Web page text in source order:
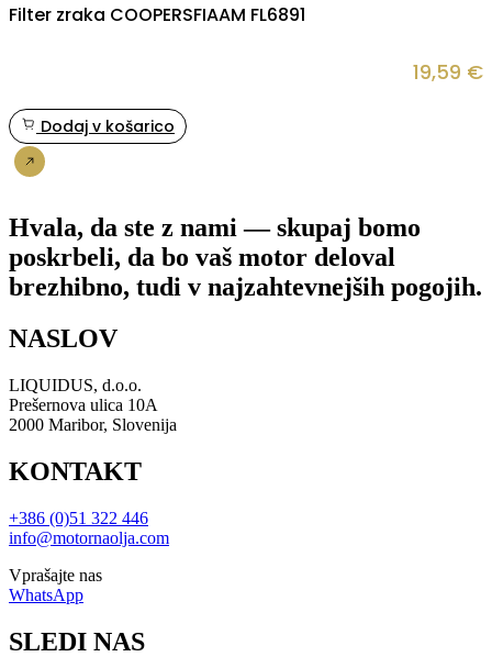
Filter zraka COOPERSFIAAM FL6891
19,59 €
Dodaj v košarico
Hvala, da ste z nami — skupaj bomo
poskrbeli, da bo vaš motor deloval
brezhibno, tudi v najzahtevnejših pogojih.
NASLOV
LIQUIDUS, d.o.o.
Prešernova ulica 10A
2000 Maribor, Slovenija
KONTAKT
+386 (0)51 322 446
info@motornaolja.com
Vprašajte nas
WhatsApp
SLEDI NAS